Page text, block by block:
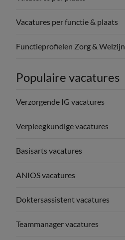
Vacatures per functie & plaats
Functieprofielen Zorg & Welzijn
Populaire vacatures
Verzorgende IG vacatures
Verpleegkundige vacatures
Basisarts vacatures
ANIOS vacatures
Doktersassistent vacatures
Teammanager vacatures